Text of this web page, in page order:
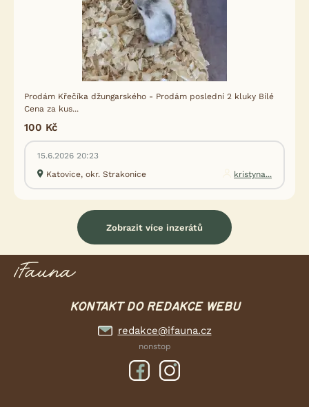
Prodám Křečíka džungarského - Prodám poslední 2 kluky Bílé
Cena za kus...
100 Kč
15.6.2026 20:23
Katovice, okr. Strakonice
kristyna...
Zobrazit více inzerátů
KONTAKT DO REDAKCE WEBU
redakce@ifauna.cz
nonstop